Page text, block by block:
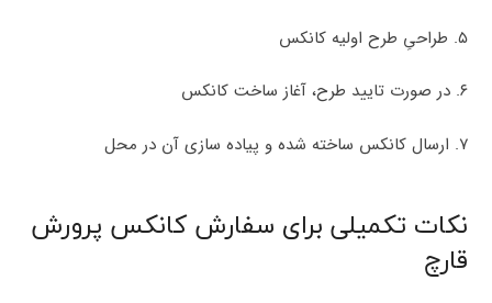
۵. طراحیِ طرح اولیه کانکس
۶. در صورت تایید طرح، آغاز ساخت کانکس
۷. ارسال کانکس ساخته شده و پیاده سازی آن در محل
نکات تکمیلی برای سفارش کانکس پرورش
قارچ